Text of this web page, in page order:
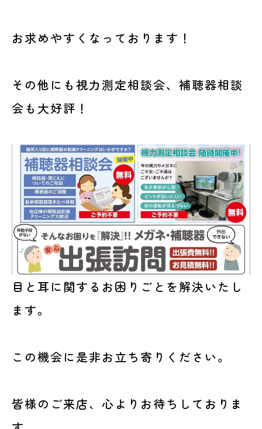
お求めやすくなっております！
その他にも視力測定相談会、補聴器相談
会も大好評！
目と耳に関するお困りごとを解決いたし
ます。
この機会に是非お立ち寄りください。
皆様のご来店、心よりお待ちしておりま